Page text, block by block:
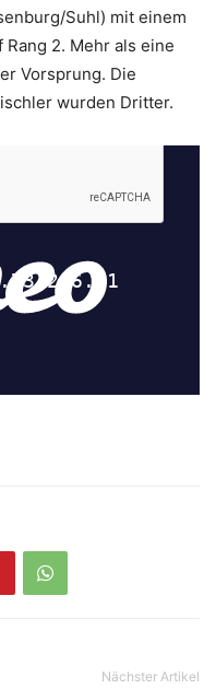
Suhl) mit einem
2. Mehr als eine
Vorsprung. Die
wurden Dritter.
Nächster Artikel